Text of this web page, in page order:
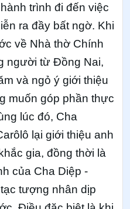
trình đi đến việc
ra đầy bất ngờ. Khi
về Nhà thờ Chính
người từ Đồng Nai,
và ngỏ ý giới thiệu
muốn góp phần thực
lúc đó, Cha
lại giới thiệu anh
gia, đồng thời là
của Cha Diệp -
tượng nhân dịp